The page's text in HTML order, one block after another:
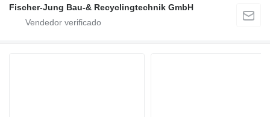
Fischer-Jung Bau-& Recyclingtechnik GmbH